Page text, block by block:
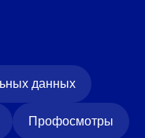
данных
Профосмотры